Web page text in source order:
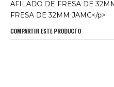
AFILADO DE FRESA DE
FRESA DE 32MM JAMC</p>
COMPARTIR ESTE PRODUCTO